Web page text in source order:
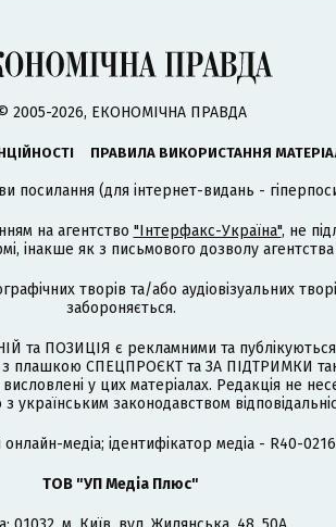
2005-2026, ЕКОНОМІЧНА ПРАВДА
ПРАВИЛА ВИКОРИСТАННЯ
посилання (для інтернет-видань -
на агентство "Інтерфакс-Україна", не
інакше як з письмового дозволу
творів та/або аудіовізуальних
забороняється.
та ПОЗИЦІЯ є рекламними та
з плашкою СПЕЦПРОЄКТ та ЗА ПІДТРИМКИ
у цих матеріалах. Редакція не
українським законодавством
онлайн-медіа; ідентифікатор медіа - R40-
ТОВ "УП Медіа Плюс"